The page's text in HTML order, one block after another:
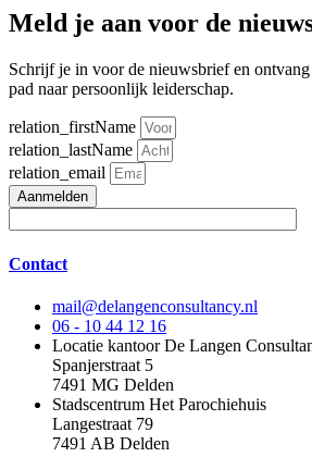
Meld je aan voor de
Schrijf je in voor de nieuwsbrief en
pad naar persoonlijk leiderschap.
relation_firstName
relation_lastName
relation_email
Aanmelden
Contact
mail@delangenconsultancy.nl
06 - 10 44 12 16
Locatie kantoor De Langen
Spanjerstraat 5
7491 MG Delden
Stadscentrum Het Parochiehuis
Langestraat 79
7491 AB Delden